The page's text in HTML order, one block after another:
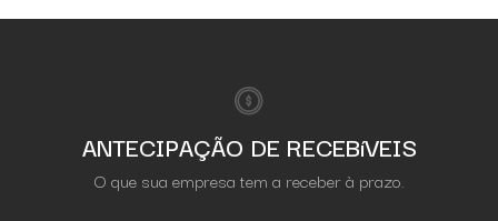
ANTECIPAÇÃO DE RECEBíVEIS
O que sua empresa tem a receber à prazo.